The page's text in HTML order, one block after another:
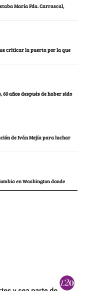
María Fda. Carrascal,
criticar la puerta por la que
años después de haber sido
de Iván Mejía para luchar
en Washington donde